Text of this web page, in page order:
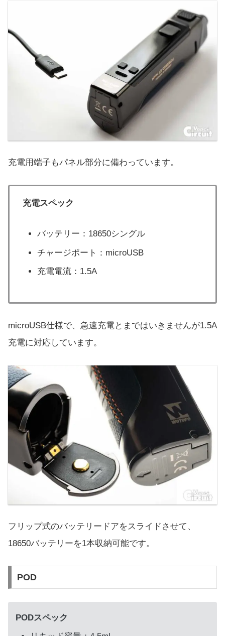
充電用端子もパネル部分に備わっています。
充電スペック
バッテリー：18650シングル
チャージポート：microUSB
充電電流：1.5A
microUSB仕様で、急速充電とまではいきませんが1.5A
充電に対応しています。
フリップ式のバッテリードアをスライドさせて、
18650バッテリーを1本収納可能です。
POD
PODスペック